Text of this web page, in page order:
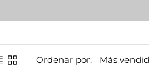
Ordenar por: